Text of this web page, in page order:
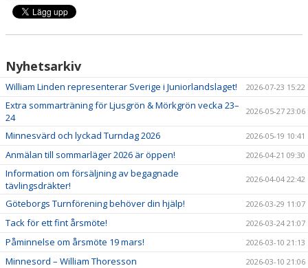
Nyhetsarkiv
William Linden representerar Sverige i Juniorlandslaget! 2026-07-23 15:22
Extra sommarträning för Ljusgrön & Mörkgrön vecka 23–
24
2026-05-27 23:06
Minnesvärd och lyckad Turndag 2026 2026-05-19 10:41
Anmälan till sommarläger 2026 är öppen! 2026-04-21 09:30
Information om försäljning av begagnade
tävlingsdräkter!
2026-04-04 22:42
Göteborgs Turnförening behöver din hjälp! 2026-03-29 11:07
Tack för ett fint årsmöte! 2026-03-24 21:07
Påminnelse om årsmöte 19 mars! 2026-03-10 21:13
Minnesord – William Thoresson 2026-03-10 21:06